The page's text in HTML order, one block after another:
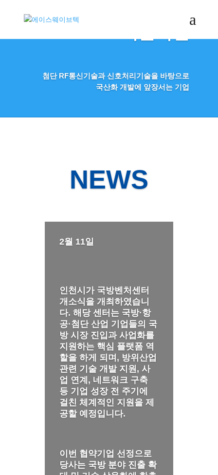
첨단 RF통신기술과 신호처리기술을 바탕으로
국산화 개발에 앞장서는 기업
NEWS
2월 11일
인천시가 국방벤처센터
개소식을 개최하였습니
다. 해당 센터는 국방·항
공·첨단 산업 기업들의 국
방 시장 진입과 사업화를
지원하는 핵심 플랫폼 역
할을 하게 되며, 방위산업
관련 기술 개발 지원, 사
업 연계, 네트워크 구축
등 기업 성장 전 주기에
걸친 체계적인 지원을 제
공할 예정입니다.
이번 협약기업 선정으로
당사는 국방 분야 진출 확